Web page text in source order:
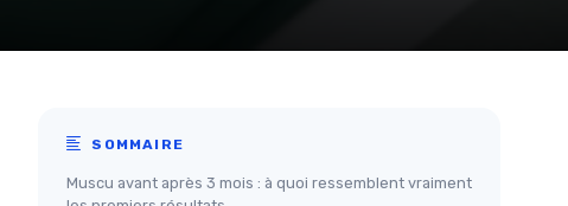
SOMMAIRE
Muscu avant après 3 mois : à quoi ressemblent vraiment